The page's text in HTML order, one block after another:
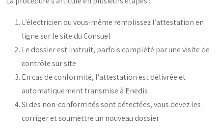
L’électricien ou vous-même remplissez l’attestation en
ligne sur le site du Consuel
Le dossier est instruit, parfois complété par une visite de
contrôle sur site
En cas de conformité, l’attestation est délivrée et
automatiquement transmise à Enedis
Si des non-conformités sont détectées, vous devez les
corriger et soumettre un nouveau dossier